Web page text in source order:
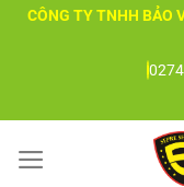
CÔNG TY TNHH BẢO